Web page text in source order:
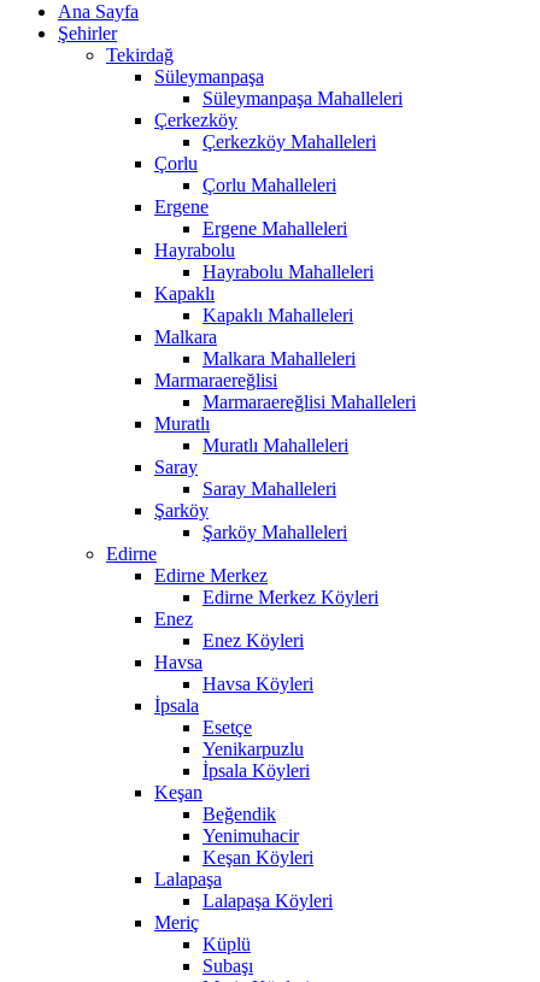
Ana Sayfa
Şehirler
Tekirdağ
Süleymanpaşa
Süleymanpaşa Mahalleleri
Çerkezköy
Çerkezköy Mahalleleri
Çorlu
Çorlu Mahalleleri
Ergene
Ergene Mahalleleri
Hayrabolu
Hayrabolu Mahalleleri
Kapaklı
Kapaklı Mahalleleri
Malkara
Malkara Mahalleleri
Marmaraereğlisi
Marmaraereğlisi Mahalleleri
Muratlı
Muratlı Mahalleleri
Saray
Saray Mahalleleri
Şarköy
Şarköy Mahalleleri
Edirne
Edirne Merkez
Edirne Merkez Köyleri
Enez
Enez Köyleri
Havsa
Havsa Köyleri
İpsala
Esetçe
Yenikarpuzlu
İpsala Köyleri
Keşan
Beğendik
Yenimuhacir
Keşan Köyleri
Lalapaşa
Lalapaşa Köyleri
Meriç
Küplü
Subaşı